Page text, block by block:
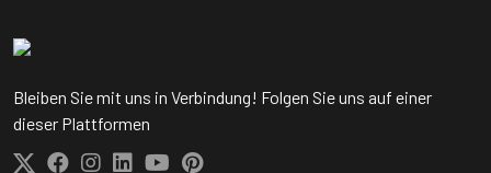
Bleiben Sie mit uns in Verbindung! Folgen Sie uns auf einer
dieser Plattformen